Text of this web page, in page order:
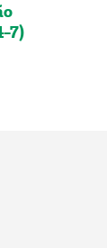
7)